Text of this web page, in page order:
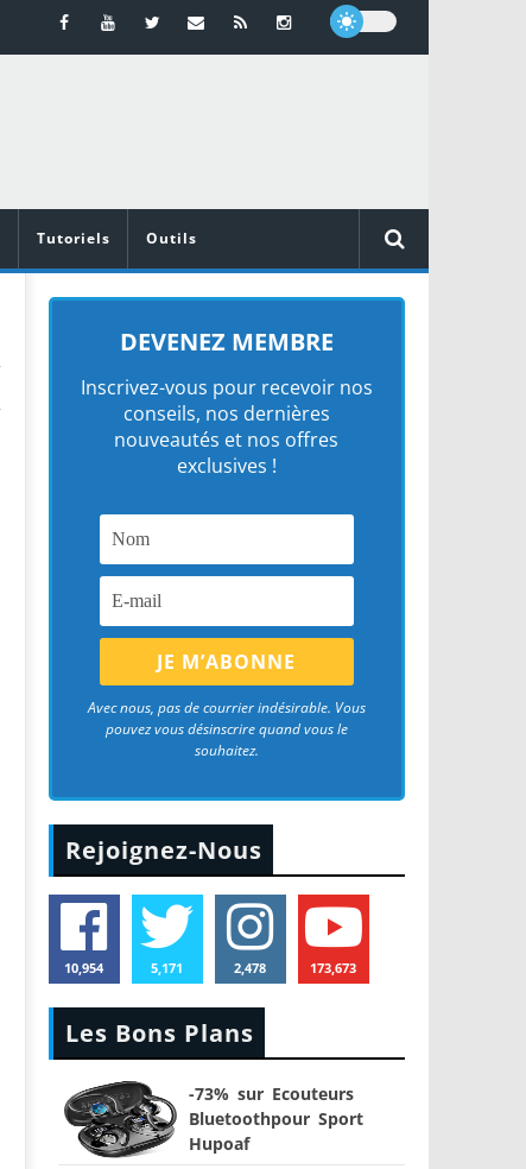
Tutoriels Outils
DEVENEZ MEMBRE
Inscrivez-vous pour recevoir nos
conseils, nos dernières
nouveautés et nos offres
exclusives !
Avec nous, pas de courrier indésirable. Vous
pouvez vous désinscrire quand vous le
souhaitez.
Rejoignez-Nous
10,954 5,171 2,478 173,673
Les Bons Plans
-73% sur Ecouteurs
Bluetoothpour Sport
Hupoaf